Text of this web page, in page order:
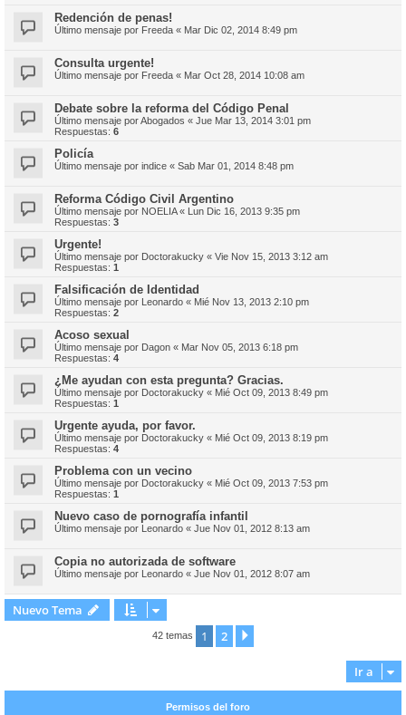
Redención de penas!
Último mensaje por Freeda « Mar Dic 02, 2014 8:49 pm
Consulta urgente!
Último mensaje por Freeda « Mar Oct 28, 2014 10:08 am
Debate sobre la reforma del Código Penal
Último mensaje porAbogados « Jue Mar 13, 2014 3:01 pm
Respuestas: 6
Policía
Último mensaje por indice « Sab Mar 01, 2014 8:48 pm
Reforma Código Civil Argentino
Último mensaje por NOELIA« Lun Dic 16, 2013 9:35 pm
Respuestas: 3
Urgente!
Último mensaje por Doctorakucky « Vie Nov 15, 2013 3:12 am
Respuestas: 1
Falsificación de Identidad
Último mensaje por Leonardo « Mié Nov 13, 2013 2:10 pm
Respuestas: 2
Acoso sexual
Último mensaje por Dagon « Mar Nov 05, 2013 6:18 pm
Respuestas: 4
¿Me ayudan con esta pregunta? Gracias.
Último mensaje por Doctorakucky « Mié Oct 09, 2013 8:49 pm
Respuestas: 1
Urgente ayuda, por favor.
Último mensaje por Doctorakucky « Mié Oct 09, 2013 8:19 pm
Respuestas: 4
Problema con un vecino
Último mensaje por Doctorakucky « Mié Oct 09, 2013 7:53 pm
Respuestas: 1
Nuevo caso de pornografía infantil
Último mensaje por Leonardo « Jue Nov 01, 2012 8:13 am
Copia no autorizada de software
Último mensaje por Leonardo « Jue Nov 01, 2012 8:07 am
Nuevo Tema
42 temas 1 2
Ir a
Permisos del foro